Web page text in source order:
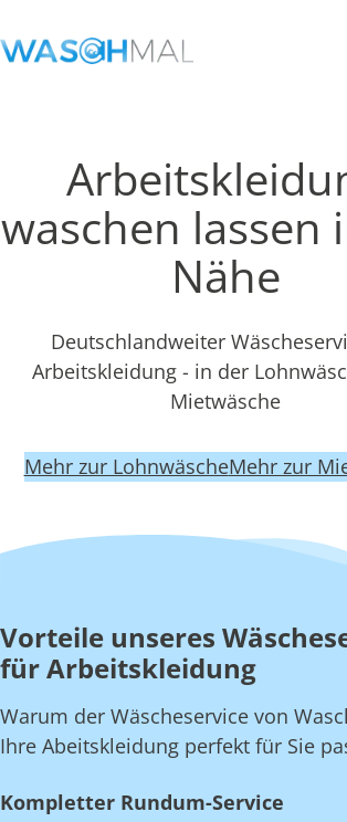
waschen lassen
Nähe
Deutschlandweiter
Arbeitskleidung - in der
Mietwäsche
Mehr zur LohnwäscheMehr zur
Vorteile unseres
für Arbeitskleidung
Warum der Wäscheservice von
Ihre Abeitskleidung perfekt für Sie
Kompletter Rundum-Service